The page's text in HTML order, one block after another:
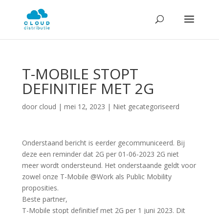
T-MOBILE STOPT
DEFINITIEF MET 2G
door cloud | mei 12, 2023 | Niet gecategoriseerd
Onderstaand bericht is eerder gecommuniceerd. Bij
deze een reminder dat 2G per 01-06-2023 2G niet
meer wordt ondersteund. Het onderstaande geldt voor
zowel onze T-Mobile @Work als Public Mobility
proposities.
Beste partner,
T-Mobile stopt definitief met 2G per 1 juni 2023. Dit